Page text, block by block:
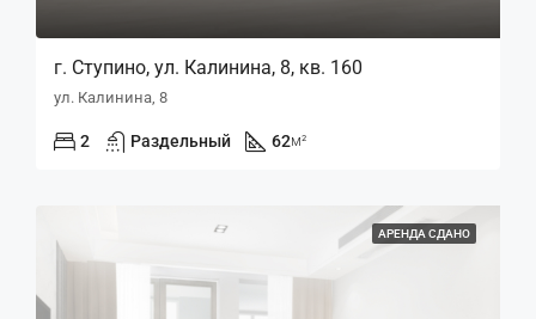
г. Ступино, ул. Калинина, 8, кв. 160
ул. Калинина, 8
2 Раздельный 62м²
АРЕНДА СДАНО